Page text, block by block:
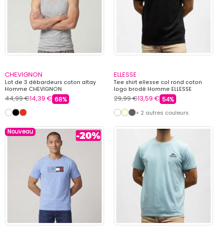
CHEVIGNON
Lot de 3 débardeurs coton altay
Homme CHEVIGNON
44,99 €14,39 € 68%
ELLESSE
Tee shirt ellesse col rond coton
logo brodé Homme ELLESSE
29,99 €13,59 € 54%
+ 2 autres couleurs
Nouveau